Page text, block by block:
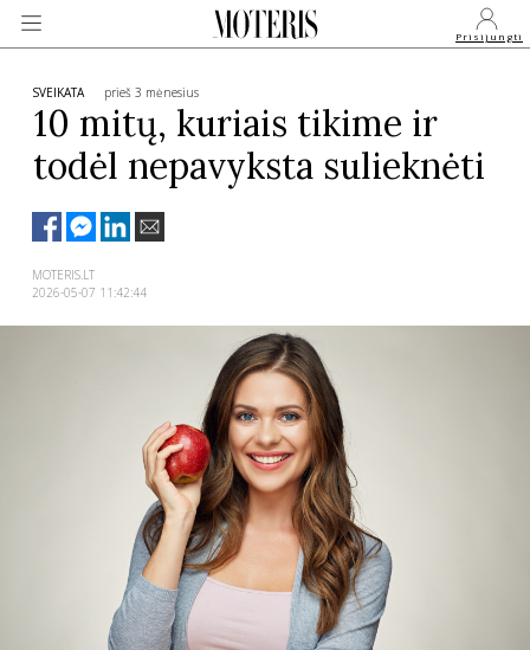
Prisijungti
VEIDAI
MONARCHIJA
PSICHOLOGIJA
HOROSKOPAI
SVEIKATA prieš 3 mėnesius
10 mitų, kuriais tikime ir
todėl nepavyksta sulieknėti
MOTERIS.LT
2026-05-07 11:42:44